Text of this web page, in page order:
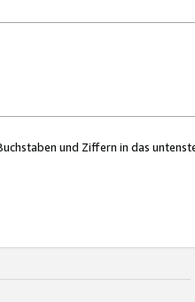
und Ziffern in das